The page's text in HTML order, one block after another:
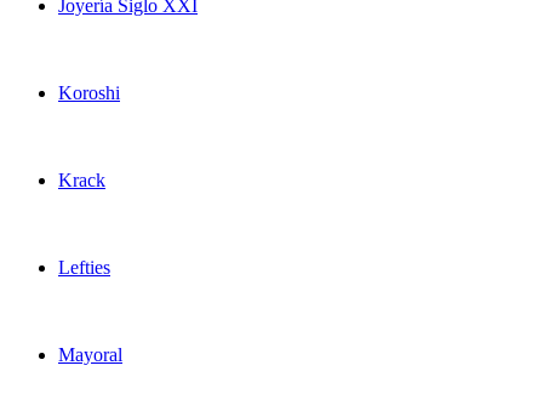
Joyería Siglo XXI
Koroshi
Krack
Lefties
Mayoral